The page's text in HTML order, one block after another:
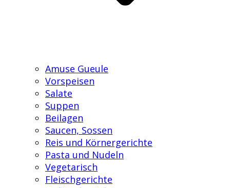
Amuse Gueule
Vorspeisen
Salate
Suppen
Beilagen
Saucen, Sossen
Reis und Körnergerichte
Pasta und Nudeln
Vegetarisch
Fleischgerichte